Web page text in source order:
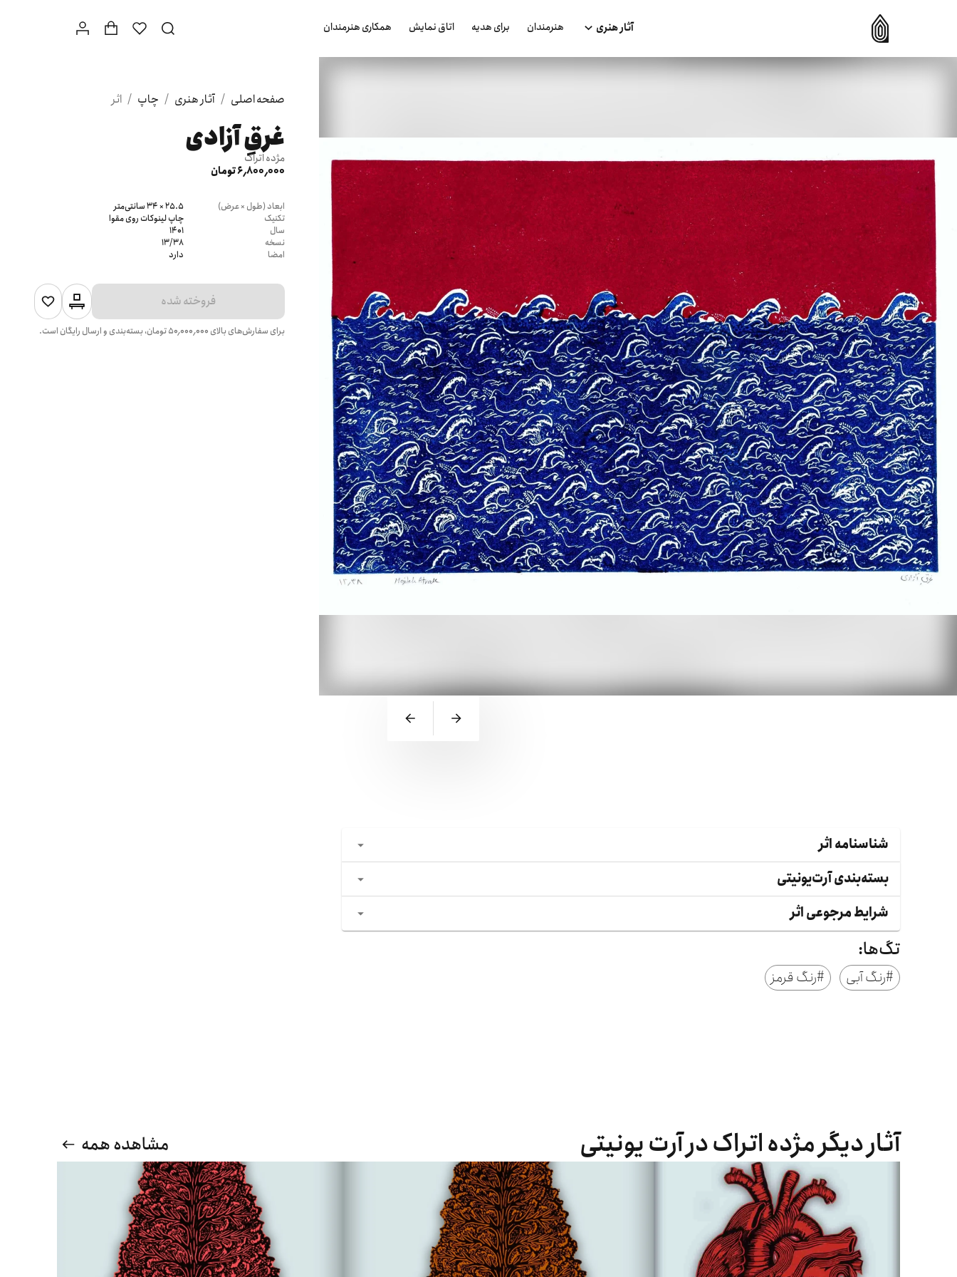
آثار هنری هنرمندان برای هدیه اتاق نمایش همکاری هنرمندان
صفحه اصلی / آثار هنری / چاپ / اثر
غرقِ آزادی
مژده اتراک
6٬800٬000 تومان
ابعاد (طول × عرض)
25.5 × 34 سانتی‌متر
تکنیک
چاپ لینوکات روی مقوا
سال
1401
نسخه
13/38
امضا
دارد
فروخته شده
برای سفارش‌های بالای ۵۰٬۰۰۰٬۰۰۰تومان، بسته‌بندی و ارسال رایگان است.
شناسنامه اثر
بسته‌بندی آرت‌یونیتی
شرایط مرجوعی اثر
تگ‌ها:
#رنگ آبی #رنگ قرمز
آثار دیگر مژده اتراک در آرت یونیتی مشاهده همه